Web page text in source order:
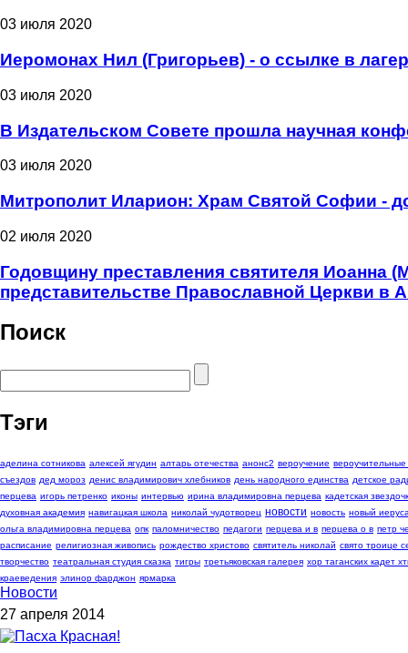
03 июля 2020
Иеромонах Нил (Григорьев) - о ссылке в
03 июля 2020
В Издательском Совете прошла научная
03 июля 2020
Митрополит Иларион: Храм Святой Софии -
02 июля 2020
Годовщину преставления святителя Иоанна
представительстве Православной Церкви в
Поиск
Тэги
аделина сотникова алексей ягудин алтарь отечества анонс2 вероучение
съездов дед мороз денис владимирович хлебников день народного единства детское
перцева игорь петренко иконы интервью ирина владимировна перцева кадетская
духовная академия навигацкая школа николай чудотворец новости новость новый
ольга владимировна перцева опк паломничество педагоги перцева и в перцева о в петр
расписание религиозная живопись рождество христово святитель николай свято троице
творчество театральная студия сказка тигры третьяковская галерея хор таганских кадет
краеведения элинор фарджон ярмарка
Новости
27 апреля 2014